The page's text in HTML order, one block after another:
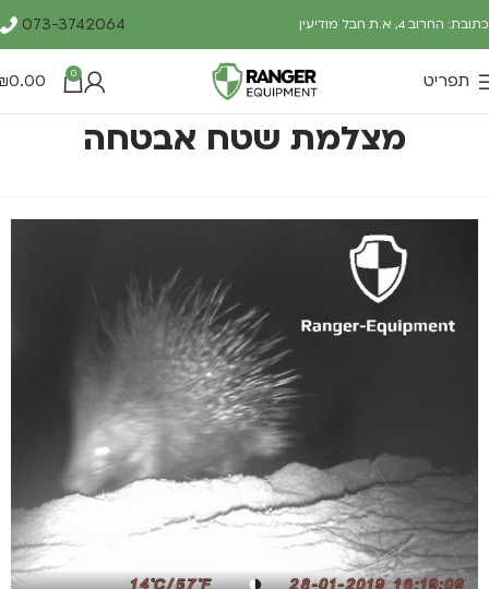
כתובת: החרוב 4, א.ת חבל מודיעין 073-3742064
תפריט 0
0.00
מצלמת שטח אבטחה